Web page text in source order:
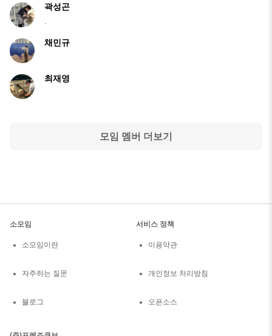
곽성곤
.
채민규
최재영
모임 멤버 더보기
소모임
소모임이란
자주하는 질문
블로그
서비스 정책
이용약관
개인정보 처리방침
오픈소스